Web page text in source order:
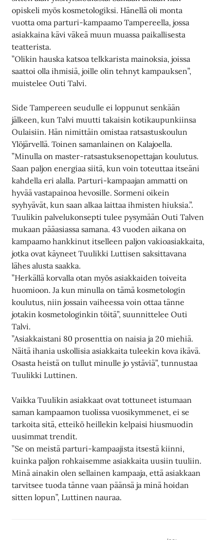
opiskeli myös kosmetologiksi. Hänellä oli monta
vuotta oma parturi-kampaamo Tampereella, jossa
asiakkaina kävi väkeä muun muassa paikallisesta
teatterista.
”Olikin hauska katsoa telkkarista mainoksia, joissa
saattoi olla ihmisiä, joille olin tehnyt kampauksen”,
muistelee Outi Talvi.
Side Tampereen seudulle ei loppunut senkään
jälkeen, kun Talvi muutti takaisin kotikaupunkiinsa
Oulaisiin. Hän nimittäin omistaa ratsastuskoulun
Ylöjärvellä. Toinen samanlainen on Kalajoella.
”Minulla on master-ratsastuksenopettajan koulutus.
Saan paljon energiaa siitä, kun voin toteuttaa itseäni
kahdella eri alalla. Parturi-kampaajan ammatti on
hyvää vastapainoa hevosille. Sormeni oikein
syyhyävät, kun saan alkaa laittaa ihmisten hiuksia.”.
Tuulikin palvelukonsepti tulee pysymään Outi Talven
mukaan pääasiassa samana. 43 vuoden aikana on
kampaamo hankkinut itselleen paljon vakioasiakkaita,
jotka ovat käyneet Tuulikki Luttisen saksittavana
lähes alusta saakka.
”Herkällä korvalla otan myös asiakkaiden toiveita
huomioon. Ja kun minulla on tämä kosmetologin
koulutus, niin jossain vaiheessa voin ottaa tänne
jotakin kosmetologinkin töitä”, suunnittelee Outi
Talvi.
”Asiakkaistani 80 prosenttia on naisia ja 20 miehiä.
Näitä ihania uskollisia asiakkaita tuleekin kova ikävä.
Osasta heistä on tullut minulle jo ystäviä”, tunnustaa
Tuulikki Luttinen.
Vaikka Tuulikin asiakkaat ovat tottuneet istumaan
saman kampaamon tuolissa vuosikymmenet, ei se
tarkoita sitä, etteikö heillekin kelpaisi hiusmuodin
uusimmat trendit.
”Se on meistä parturi-kampaajista itsestä kiinni,
kuinka paljon rohkaisemme asiakkaita uusiin tuuliin.
Minä ainakin olen sellainen kampaaja, että asiakkaan
tarvitsee tuoda tänne vaan päänsä ja minä hoidan
sitten lopun”, Luttinen nauraa.